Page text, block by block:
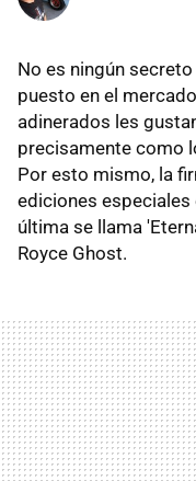
No es ningún secreto
puesto en el
adinerados les
precisamente como
Por esto mismo, la
ediciones
última se llama
Royce Ghost.